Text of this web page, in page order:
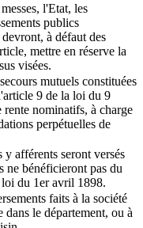
l'Etat, les
publics
à défaut des
mettre en réserve la
visées.
mutuels constituées
9 de la loi du 9
rente nominatifs, à charge
perpétuelles de
afférents seront versés
ne bénéficieront pas du
du 1er avril 1898.
faits à la société
dans le département, ou à